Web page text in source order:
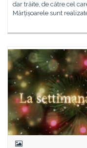
dar trăite, de către cel
Mărțișoarele sunt